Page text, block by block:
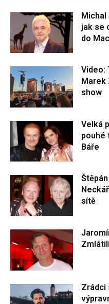
Michal
jak se
do
Video:
show
Velká
pouhé
Báře
sítě
Zrádci